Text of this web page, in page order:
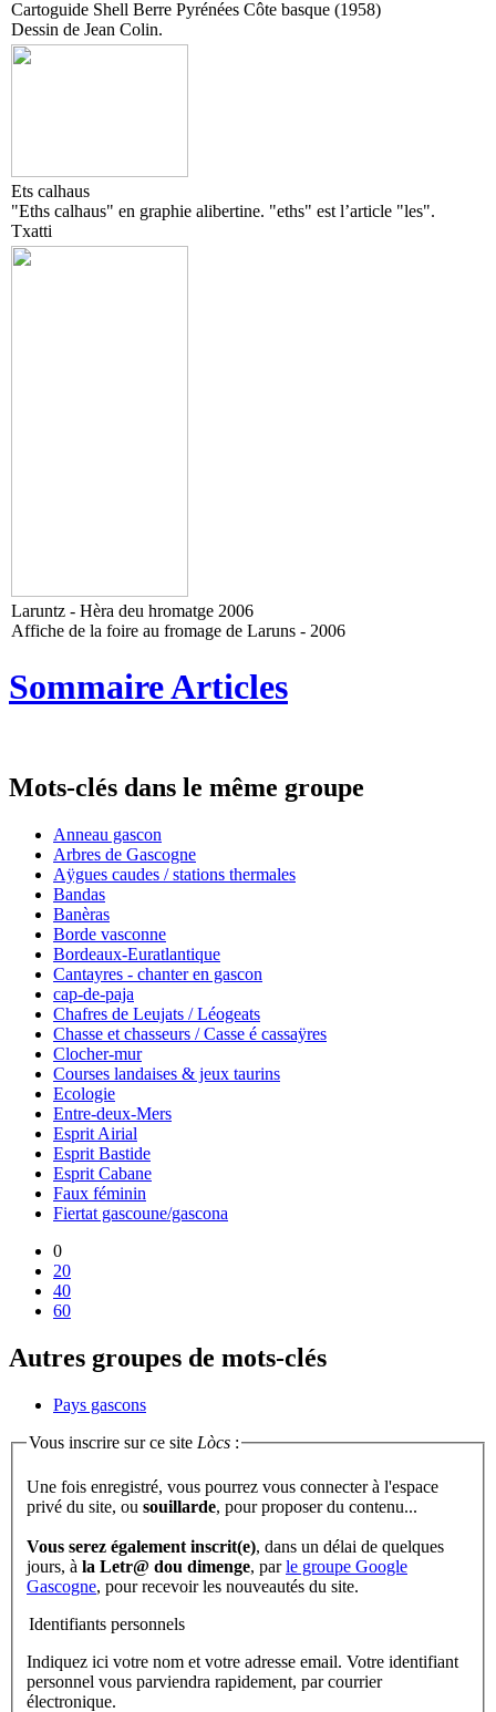
Cartoguide Shell Berre Pyrénées Côte basque (1958)
Dessin de Jean Colin.
Ets calhaus
"Eths calhaus" en graphie alibertine. "eths" est l’article "les".
Txatti
Laruntz - Hèra deu hromatge 2006
Affiche de la foire au fromage de Laruns - 2006
Sommaire Articles
Mots-clés dans le même groupe
Anneau gascon
Arbres de Gascogne
Aÿgues caudes / stations thermales
Bandas
Banèras
Borde vasconne
Bordeaux-Euratlantique
Cantayres - chanter en gascon
cap-de-paja
Chafres de Leujats / Léogeats
Chasse et chasseurs / Casse é cassaÿres
Clocher-mur
Courses landaises & jeux taurins
Ecologie
Entre-deux-Mers
Esprit Airial
Esprit Bastide
Esprit Cabane
Faux féminin
Fiertat gascoune/gascona
0
20
40
60
Autres groupes de mots-clés
Pays gascons
Vous inscrire sur ce site Lòcs :
Une fois enregistré, vous pourrez vous connecter à l'espace
privé du site, ou souillarde , pour proposer du contenu...
Vous serez également inscrit(e), dans un délai de quelques
jours, à la Letr@ dou dimenge, parle groupe Google
Gascogne, pour recevoir les nouveautés du site.
Identifiants personnels
Indiquez ici votre nom et votre adresse email. Votre identifiant
personnel vous parviendra rapidement, par courrier
électronique.